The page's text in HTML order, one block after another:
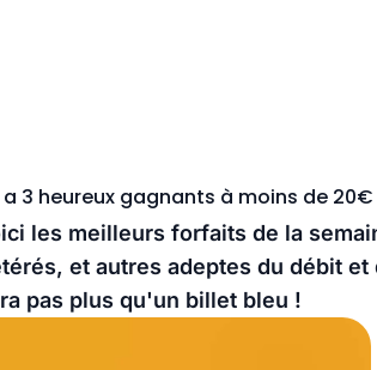
3 heureux gagnants à moins de 20€
les meilleurs forfaits de la
et autres adeptes du débit
pas plus qu'un billet bleu !